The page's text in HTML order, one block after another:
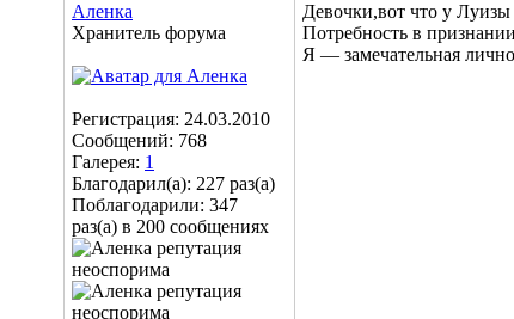
Аленка
Хранитель форума
Регистрация: 24.03.2010
Сообщений: 768
Галерея: 1
Благодарил(а): 227 раз(а)
Поблагодарили: 347
раз(а) в 200 сообщениях
Девочки,вот что у Луизы
Потребность в
Я — замечательная